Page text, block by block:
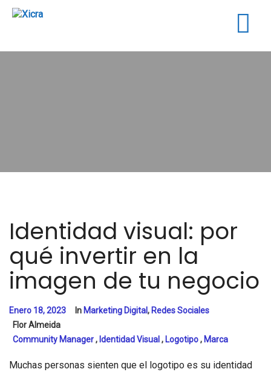
Identidad visual: por
qué invertir en la
imagen de tu negocio
Enero 18, 2023 In Marketing Digital, Redes Sociales
Flor Almeida
Community Manager, Identidad Visual , Logotipo, Marca
Muchas personas sienten que el logotipo es su identidad